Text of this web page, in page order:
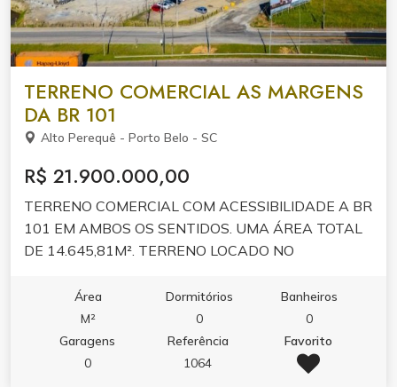
TERRENO COMERCIAL AS MARGENS
DA BR 101
Alto Perequê - Porto Belo - SC
R$ 21.900.000,00
TERRENO COMERCIAL COM ACESSIBILIDADE A BR
101 EM AMBOS OS SENTIDOS. UMA ÁREA TOTAL
DE 14.645,81M². TERRENO LOCADO NO
Área
M²
Dormitórios
0
Banheiros
0
Garagens
0
Referência
1064
Favorito